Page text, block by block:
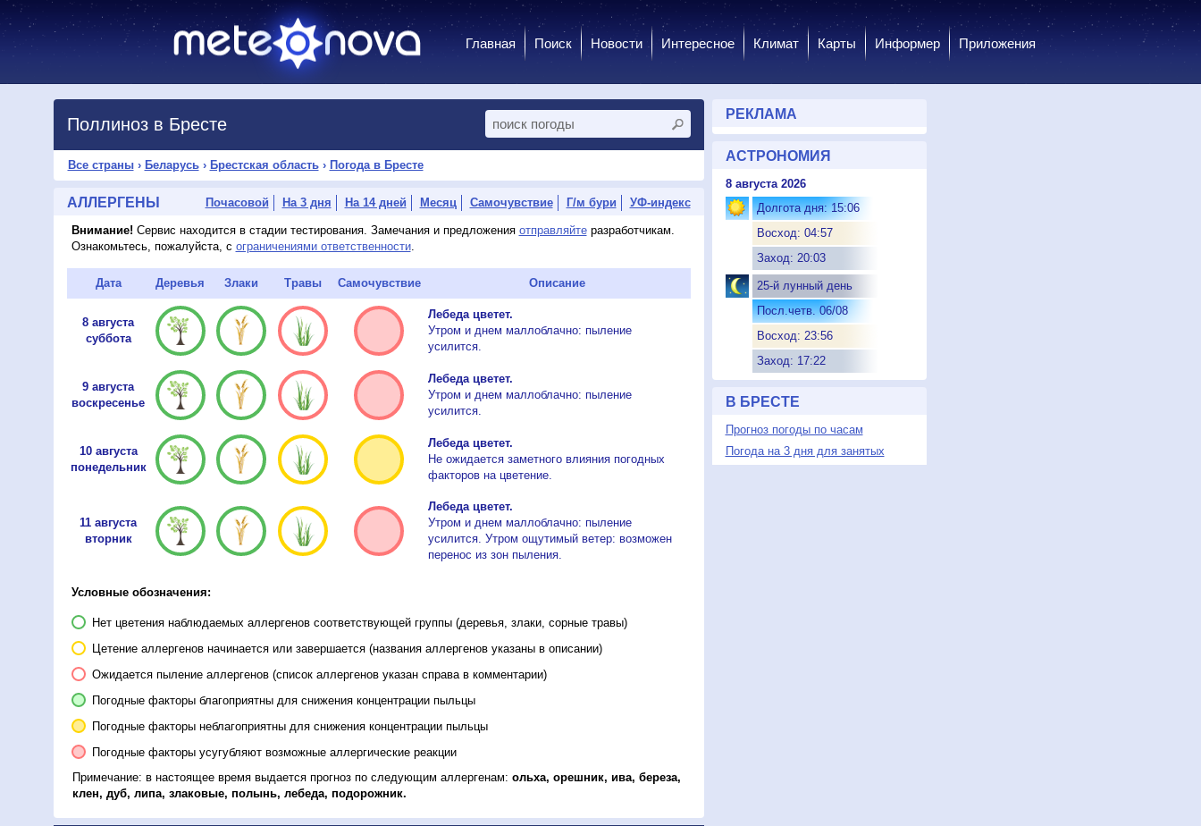
Главная Поиск Новости Интересное Климат Карты Информер Приложения
Поллиноз в Бресте
Все страны› Беларусь› Брестская область› Погода в Бресте
АЛЛЕРГЕНЫ Почасовой На 3 дня На 14 дней Месяц Самочувствие Г/м бури УФ-индекс
Внимание! Сервис находится в стадии тестирования. Замечания и предложения отправляйтеразработчикам.
Ознакомьтесь, пожалуйста, с ограничениями ответственности.
Дата Деревья Злаки Травы Самочувствие Описание
8 августа
суббота
Лебеда цветет.
Утром и днем маллоблачно: пыление
усилится.
9 августа
воскресенье
Лебеда цветет.
Утром и днем маллоблачно: пыление
усилится.
10 августа
понедельник
Лебеда цветет.
Не ожидается заметного влияния погодных
факторов на цветение.
11 августа
вторник
Лебеда цветет.
Утром и днем маллоблачно: пыление
усилится. Утром ощутимый ветер: возможен
перенос из зон пыления.
Условные обозначения:
Нет цветения наблюдаемых аллергенов соответствующей группы (деревья, злаки, сорные травы)
Цетение аллергенов начинается или завершается (названия аллергенов указаны в описании)
Ожидается пыление аллергенов (список аллергенов указан справа в комментарии)
Погодные факторы благоприятны для снижения концентрации пыльцы
Погодные факторы неблагоприятны для снижения концентрации пыльцы
Погодные факторы усугубляют возможные аллергические реакции
Примечание: в настоящее время выдается прогноз по следующим аллергенам: ольха, орешник, ива, береза,
клен, дуб, липа, злаковые, полынь, лебеда, подорожник.
РЕКЛАМА
АСТРОНОМИЯ
8 августа 2026
Долгота дня: 15:06
Восход: 04:57
Заход: 20:03
25-й лунный день
Посл.четв. 06/08
Восход: 23:56
Заход: 17:22
В БРЕСТЕ
Прогноз погоды по часам
Погода на 3 дня для занятых